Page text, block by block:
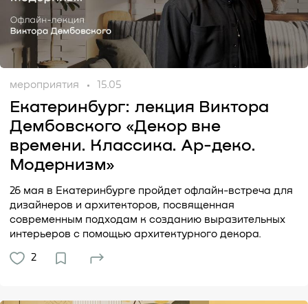
мероприятия 15.05
Екатеринбург: лекция Виктора
Дембовского «Декор вне
времени. Классика. Ар-деко.
Модернизм»
26 мая в Екатеринбурге пройдет офлайн-встреча для
дизайнеров и архитекторов, посвященная
современным подходам к созданию выразительных
интерьеров с помощью архитектурного декора.
2